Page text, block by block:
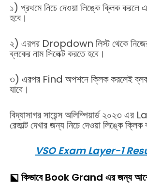
১) প্রথমে নিচে দেওয়া লিঙ্কে ক্লিক করলে
হবে।
২) এরপর Dropdown লিস্ট থেকে নিজের
ব্লকের নাম সিলেক্ট করতে হবে।
৩) এরপর Find অপশনে ক্লিক করলেই ব্লক
যাবে।
বিদ্যাসাগর সায়েন্স অলিম্পিয়ার্ড ২০২৩ এর
রেজাল্ট দেখার জন্য নিচে দেওয়া লিঙ্কে
VSO Exam Layer-1
⬕ কিভাবেBook Grand এর জন্য